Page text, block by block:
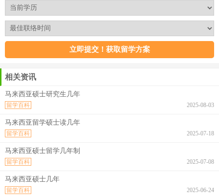
相关资讯
马来西亚硕士研究生几年
2025-08-03
留学百科
马来西亚留学硕士读几年
2025-07-18
留学百科
马来西亚硕士留学几年制
2025-07-08
留学百科
马来西亚硕士几年
2025-06-24
留学百科